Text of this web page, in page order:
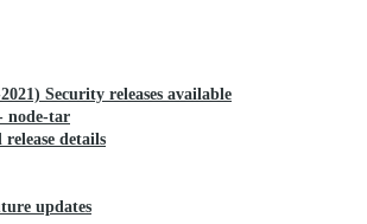
Security releases available
node-tar
details
updates